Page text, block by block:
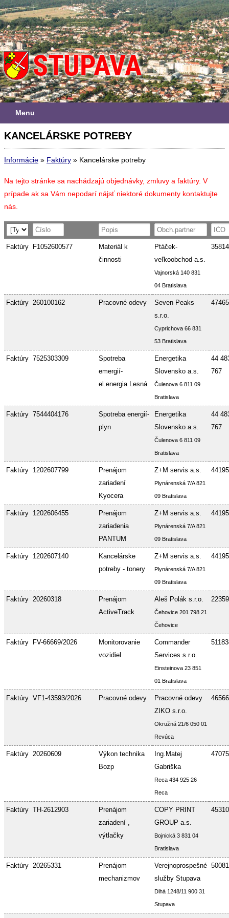
Menu
KANCELÁRSKE POTREBY
Informácie » Faktúry » Kancelárske potreby
Na tejto stránke sa nachádzajú objednávky, zmluvy a faktúry. V
prípade ak sa Vám nepodarí nájsť niektoré dokumenty kontaktujte
nás.
Faktúry F1052600577
Materiál k
činnosti
Ptáček-
veľkoobchod a.s.
Vajnorská 140 831
04 Bratislava
Faktúry 260100162 Pracovné odevy
Seven Peaks
s.r.o.
Cyprichova 66 831
53 Bratislava
Faktúry 7525303309
Spotreba
emergií-
el.energia Lesná
Energetika
Slovensko a.s.
Čulenova 6 811 09
Bratislava
44
767
Faktúry 7544404176
Spotreba energií-
plyn
Energetika
Slovensko a.s.
Čulenova 6 811 09
Bratislava
44
767
Faktúry 1202607799
Prenájom
zariadení
Kyocera
Z+M servis a.s.
Plynárenská 7/A 821
09 Bratislava
Faktúry 1202606455
Prenájom
zariadenia
PANTUM
Z+M servis a.s.
Plynárenská 7/A 821
09 Bratislava
Faktúry 1202607140
Kancelárske
potreby - tonery
Z+M servis a.s.
Plynárenská 7/A 821
09 Bratislava
Faktúry 20260318
Prenájom
ActiveTrack
Aleš Polák s.r.o.
Čehovice 201 798 21
Čehovice
Faktúry FV-66669/2026
Monitorovanie
vozidiel
Commander
Services s.r.o.
Einsteinova 23 851
01 Bratislava
Faktúry VF1-43593/2026 Pracovné odevy
Pracovné odevy
ZIKO s.r.o.
Okružná 21/6 050 01
Revúca
Faktúry 20260609
Výkon technika
Bozp
Ing.Matej
Gabriška
Reca 434 925 26
Reca
Faktúry TH-2612903
Prenájom
zariadení ,
výtlačky
COPY PRINT
GROUP a.s.
Bojnická 3 831 04
Bratislava
Faktúry 20265331
Prenájom
mechanizmov
Verejnoprospešné
služby Stupava
Dlhá 1248/11 900 31
Stupava